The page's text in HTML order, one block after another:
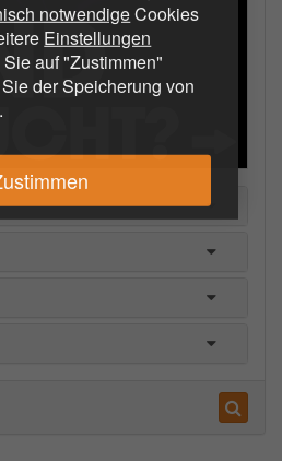
notwendigeCookies
Einstellungen
auf "Zustimmen"
der Speicherung von